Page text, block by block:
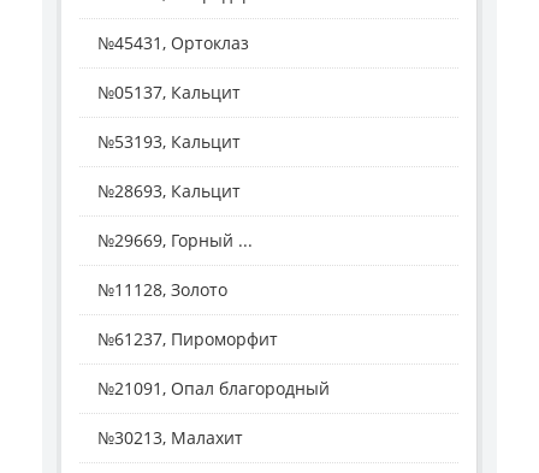
№45431, Ортоклаз
№05137, Кальцит
№53193, Кальцит
№28693, Кальцит
№29669, Горный ...
№11128, Золото
№61237, Пироморфит
№21091, Опал благородный
№30213, Малахит